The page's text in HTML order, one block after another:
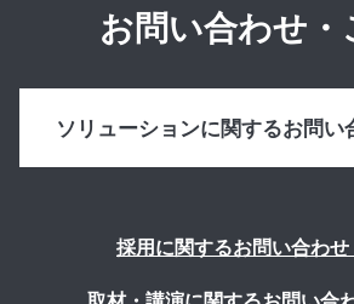
お問い合わせ・
ソリューションに関するお問い
採用に関するお問い合わ